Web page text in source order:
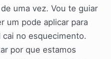
uma vez. Vou te guiar
um pode aplicar para
no esquecimento.
por que estamos